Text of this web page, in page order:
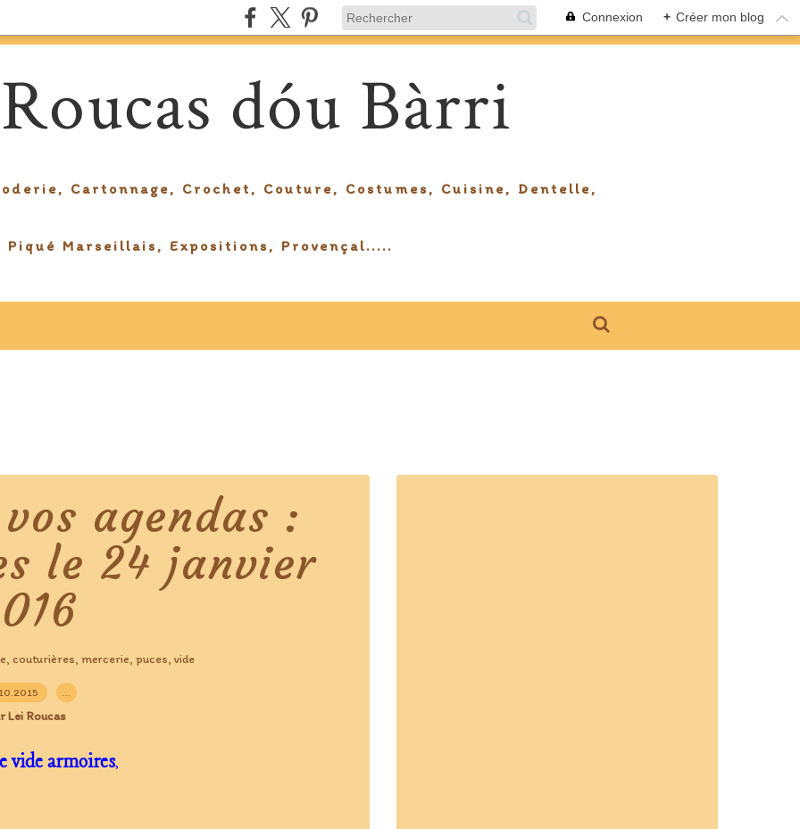
Connexion + Créer mon blog
dóu Bàrri
Cartonnage, Crochet, Couture, Costumes, Cuisine, Dentelle,
Piqué Marseillais, Expositions, Provençal.....
agendas :
le 24 janvier
, couturières, mercerie, puces, vide
…
Lei Roucas
vide armoires,